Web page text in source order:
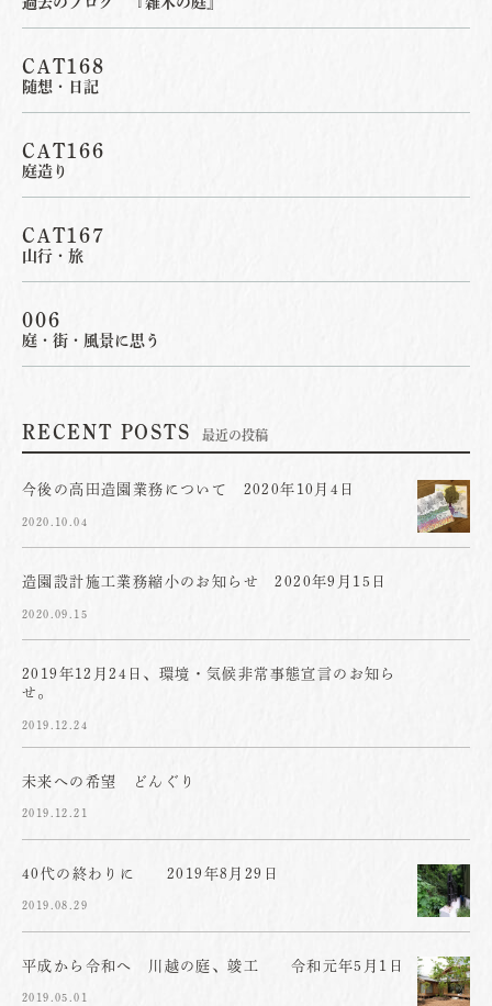
CAT168
随想・日記
CAT166
庭造り
CAT167
山行・旅
006
庭・街・風景に思う
RECENT POSTS 最近の投稿
今後の高田造園業務について 2020年10月4日
2020.10.04
造園設計施工業務縮小のお知らせ 2020年9月15日
2020.09.15
2019年12月24日、環境・気候非常事態宣言のお知ら
せ。
2019.12.24
未来への希望 どんぐり
2019.12.21
40代の終わりに 2019年8月29日
2019.08.29
平成から令和へ 川越の庭、竣工 令和元年5月1日
2019.05.01